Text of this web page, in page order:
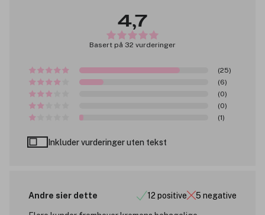
4,7
Basert på 32 vurderinger
(25)
(6)
(0)
(0)
(1)
Inkluder vurderinger uten tekst
Andre sier dette 12 positive 5 negative